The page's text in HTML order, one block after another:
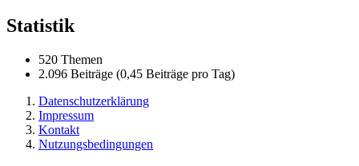
Statistik
520 Themen
2.096 Beiträge (0,45 Beiträge pro Tag)
Datenschutzerklärung
Impressum
Kontakt
Nutzungsbedingungen